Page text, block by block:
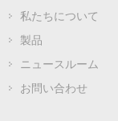
私たちについて
製品
ニュースルーム
お問い合わせ